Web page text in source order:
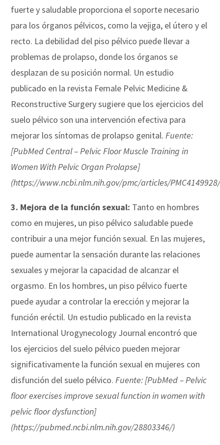
fuerte y saludable proporciona el soporte necesario
para los órganos pélvicos, como la vejiga, el útero y el
recto. La debilidad del piso pélvico puede llevar a
problemas de prolapso, donde los órganos se
desplazan de su posición normal. Un estudio
publicado en la revista Female Pelvic Medicine &
Reconstructive Surgery sugiere que los ejercicios del
suelo pélvico son una intervención efectiva para
mejorar los síntomas de prolapso genital. Fuente:
[PubMed Central – Pelvic Floor Muscle Training in
Women With Pelvic Organ Prolapse]
(https://www.ncbi.nlm.nih.gov/pmc/articles/
3. Mejora de la función sexual: Tanto en hombres
como en mujeres, un piso pélvico saludable puede
contribuir a una mejor función sexual. En las mujeres,
puede aumentar la sensación durante las relaciones
sexuales y mejorar la capacidad de alcanzar el
orgasmo. En los hombres, un piso pélvico fuerte
puede ayudar a controlar la erección y mejorar la
función eréctil. Un estudio publicado en la revista
International Urogynecology Journal encontró que
los ejercicios del suelo pélvico pueden mejorar
significativamente la función sexual en mujeres con
disfunción del suelo pélvico. Fuente: [PubMed – Pelvic
floor exercises improve sexual function in women with
pelvic floor dysfunction]
(https://pubmed.ncbi.nlm.nih.gov/28803346/)